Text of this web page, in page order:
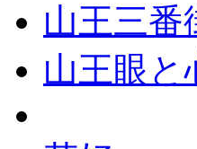
山王三番
山王眼